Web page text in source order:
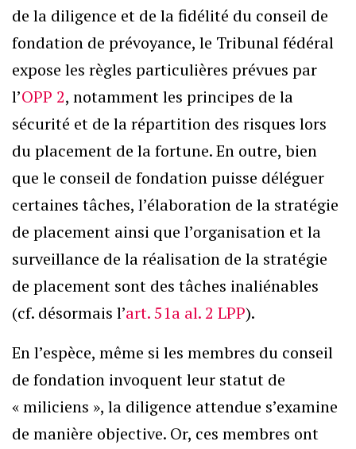
de la diligence et de la fidélité du conseil de
fondation de prévoyance, le Tribunal fédéral
expose les règles particulières prévues par
l’OPP 2, notamment les principes de la
sécurité et de la répartition des risques lors
du placement de la fortune. En outre, bien
que le conseil de fondation puisse déléguer
certaines tâches, l’élaboration de la stratégie
de placement ainsi que l’organisation et la
surveillance de la réalisation de la stratégie
de placement sont des tâches inaliénables
(cf. désormais l’art. 51a al. 2 LPP).
En l’espèce, même si les membres du conseil
de fondation invoquent leur statut de
« miliciens », la diligence attendue s’examine
de manière objective. Or, ces membres ont